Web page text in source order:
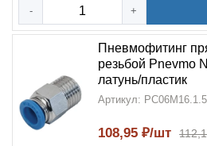
- +
Пневмофитинг
резьбой Pnevmo
латунь/пластик
Артикул: PC06M16.1.5
108,95 ₽/шт